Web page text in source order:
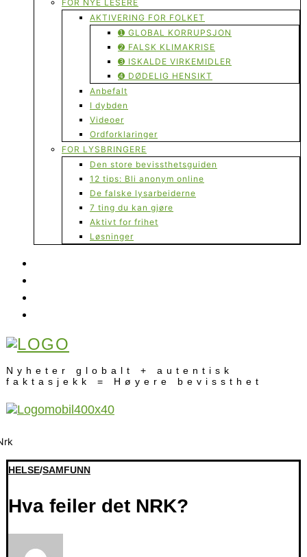
FOR NYE LESERE
AKTIVERING FOR FOLKET
➊ GLOBAL KORRUPSJON
➋ FALSK KLIMAKRISE
➌ ISKALDE VIRKEMIDLER
➍ DØDELIG HENSIKT
Anbefalt
I dybden
Videoer
Ordforklaringer
FOR LYSBRINGERE
Den store bevissthetsguiden
12 tips: Bli anonym online
De falske lysarbeiderne
7 ting du kan gjøre
Aktivt for frihet
Løsninger
Nyheter globalt + autentisk
faktasjekk = Høyere bevissthet
HELSE/SAMFUNN
Hva feiler det NRK?